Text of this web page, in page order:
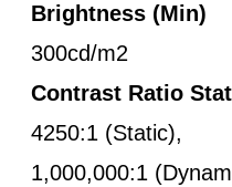
Brightness (Min)
300cd/m2
Contrast Ratio
4250:1 (Static),
1,000,000:1